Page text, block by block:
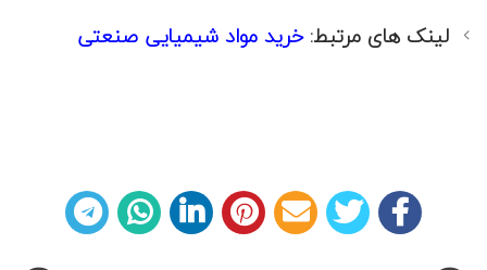
لینک های مرتبط:خرید مواد شیمیایی صنعتی